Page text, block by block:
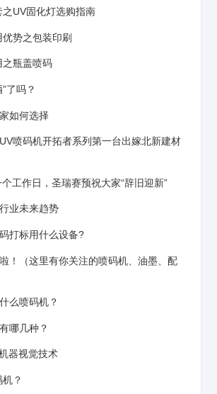
之UV固化灯选购指南
势之包装印刷
之瓶盖喷码
了吗？
如何选择
喷码机开拓者系列第一台出嫁北新建材
工作日，圣瑞赛预祝大家“辞旧迎新”
业未来趋势
打标用什么设备?
！（这里有你关注的喷码机、油墨、配
么喷码机？
哪几种？
器视觉技术
？